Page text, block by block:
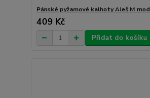
Pánské pyžamové kalhoty Aleš M
409 Kč
Přidat do košíku